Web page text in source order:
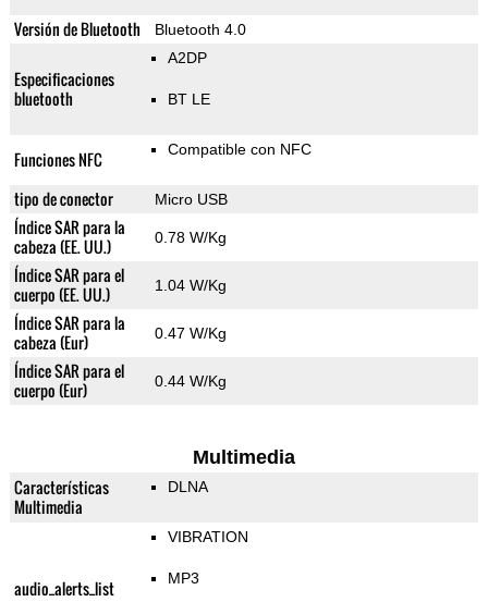
Versión de Bluetooth Bluetooth 4.0
Especificaciones
bluetooth
A2DP
BT LE
Funciones NFC Compatible con NFC
tipo de conector Micro USB
Índice SAR para la
cabeza (EE. UU.)
0.78 W/Kg
Índice SAR para el
cuerpo (EE. UU.)
1.04 W/Kg
Índice SAR para la
cabeza (Eur)
0.47 W/Kg
Índice SAR para el
cuerpo (Eur)
0.44 W/Kg
Multimedia
Características
Multimedia
DLNA
audio_alerts_list
VIBRATION
MP3